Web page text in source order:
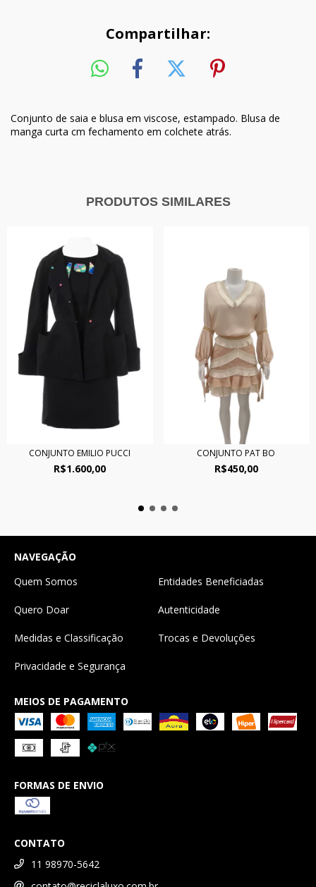
Compartilhar:
Conjunto de saia e blusa em viscose, estampado. Blusa de
manga curta cm fechamento em colchete atrás.
PRODUTOS SIMILARES
CONJUNTO EMILIO PUCCI
R$1.600,00
CONJUNTO PAT BO
R$450,00
NAVEGAÇÃO
Quem Somos
Entidades Beneficiadas
Quero Doar Autenticidade
Medidas e Classificação Trocas e Devoluções
Privacidade e Segurança
MEIOS DE PAGAMENTO
FORMAS DE ENVIO
CONTATO
11 98970-5642